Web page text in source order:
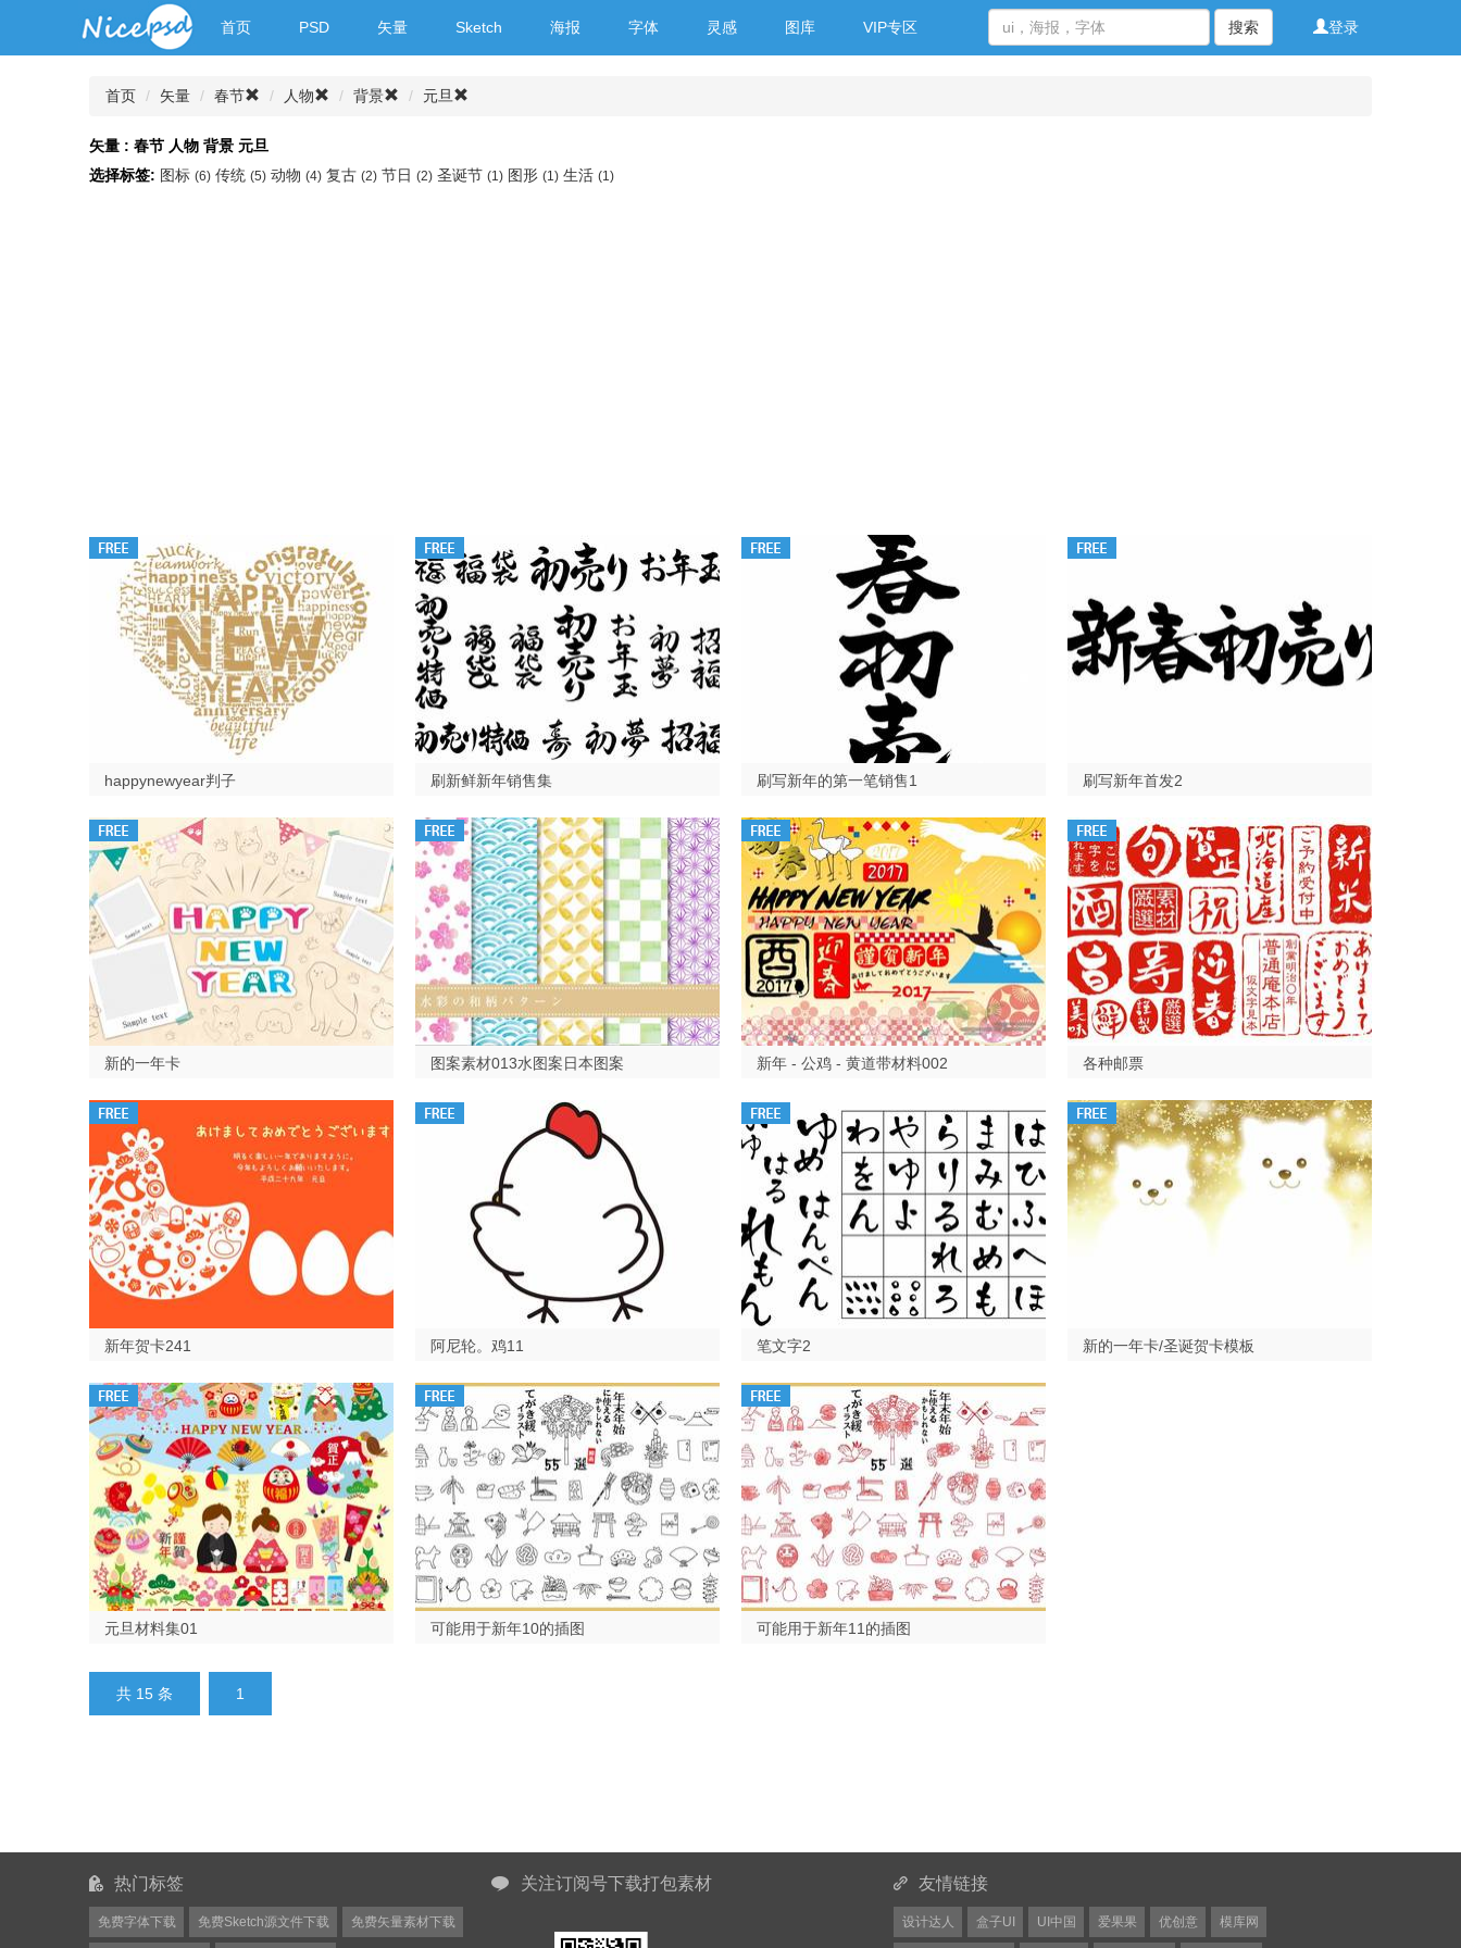
首页 PSD 矢量 Sketch 海报 字体 灵感 图库 VIP专区 登录
搜索
首页 矢量 春节 人物 背景 元旦
矢量 : 春节 人物 背景 元旦
选择标签: 图标 (6) 传统 (5) 动物 (4) 复古 (2) 节日 (2) 圣诞节 (1) 图形 (1) 生活 (1)
happynewyear判子 刷新鲜新年销售集 刷写新年的第一笔销售1 刷写新年首发2
新的一年卡 图案素材013水图案日本图案 新年 - 公鸡 - 黄道带材料002 各种邮票
新年贺卡241 阿尼轮。鸡11 笔文字2 新的一年卡/圣诞贺卡模板
元旦材料集01 可能用于新年10的插图 可能用于新年11的插图
共 15 条 1
热门标签
免费字体下载 免费Sketch源文件下载 免费矢量素材下载
关注订阅号下载打包素材 友情链接
设计达人 盒子UI UI中国 爱果果 优创意 模库网